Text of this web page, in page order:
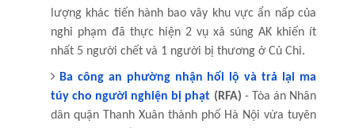
lượng khác tiến hành bao vây khu vực ẩn nấp của
nghi phạm đã thực hiện 2 vụ xả súng AK khiến ít
nhất 5 người chết và 1 người bị thương ở Củ Chi.
Ba công an phường nhận hối lộ và trả lại ma
túy cho người nghiện bị phạt (RFA) - Tòa án Nhân
dân quận Thanh Xuân thành phố Hà Nội vừa tuyên